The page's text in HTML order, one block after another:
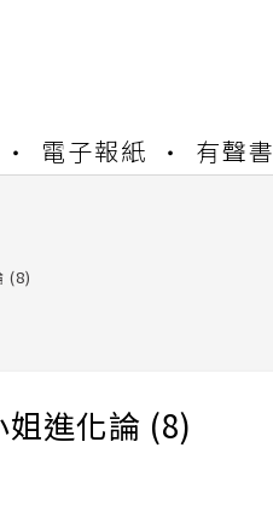
電子報紙 有聲書
櫃開通申請
產合併申請圖文教學
開通申請
(8)
姐進化論 (8)